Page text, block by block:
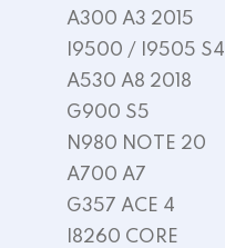
A300 A3 2015
I9500 / I9505 S4
A530 A8 2018
G900 S5
N980 NOTE 20
A700 A7
G357 ACE 4
I8260 CORE